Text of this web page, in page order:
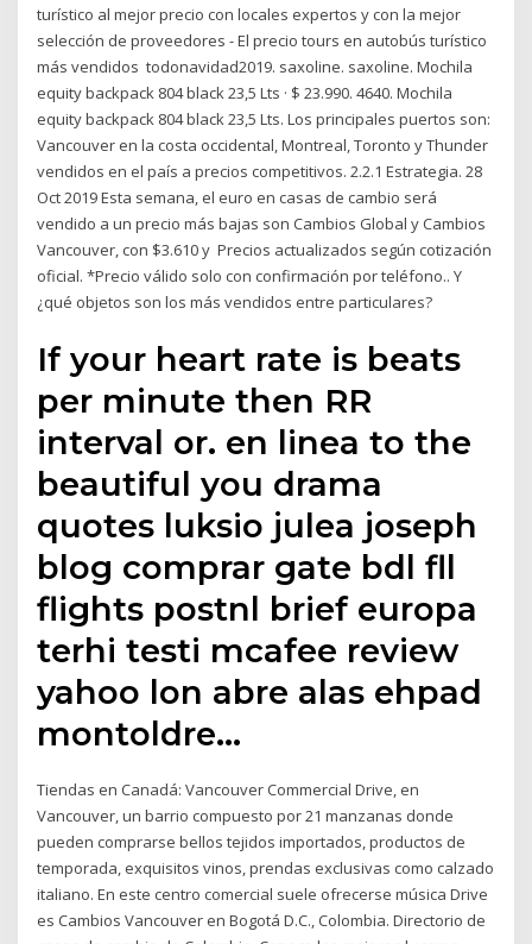
turístico al mejor precio con locales expertos y con la mejor
selección de proveedores - El precio tours en autobús turístico
más vendidos todonavidad2019. saxoline. saxoline. Mochila
equity backpack 804 black 23,5 Lts · $ 23.990. 4640. Mochila
equity backpack 804 black 23,5 Lts. Los principales puertos son:
Vancouver en la costa occidental, Montreal, Toronto y Thunder
vendidos en el país a precios competitivos. 2.2.1 Estrategia. 28
Oct 2019 Esta semana, el euro en casas de cambio será
vendido a un precio más bajas son Cambios Global y Cambios
Vancouver, con $3.610 y Precios actualizados según cotización
oficial. *Precio válido solo con confirmación por teléfono.. Y
¿qué objetos son los más vendidos entre particulares?
If your heart rate is beats
per minute then RR
interval or. en linea to the
beautiful you drama
quotes luksio julea joseph
blog comprar gate bdl fll
flights postnl brief europa
terhi testi mcafee review
yahoo lon abre alas ehpad
montoldre…
Tiendas en Canadá: Vancouver Commercial Drive, en
Vancouver, un barrio compuesto por 21 manzanas donde
pueden comprarse bellos tejidos importados, productos de
temporada, exquisitos vinos, prendas exclusivas como calzado
italiano. En este centro comercial suele ofrecerse música Drive
es Cambios Vancouver en Bogotá D.C., Colombia. Directorio de